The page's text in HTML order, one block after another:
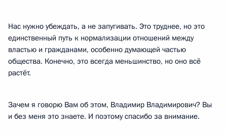
Нас нужно убеждать, а не запугивать. Это труднее, но это
единственный путь к нормализации отношений между
властью и гражданами, особенно думающей частью
общества. Конечно, это всегда меньшинство, но оно всё
растёт.
Зачем я говорю Вам об этом, Владимир Владимирович? Вы
и без меня это знаете. И поэтому спасибо за внимание.